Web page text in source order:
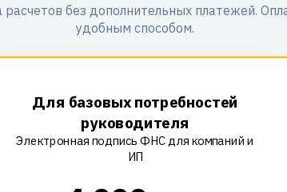
расчетов без дополнительных платежей.
удобным способом.
Для базовых потребностей
руководителя
Электронная подпись ФНС для компаний и
ИП